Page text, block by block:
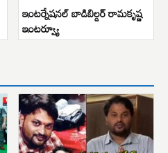
ఇంటర్నేషనల్ బాడిబిల్డర్ రామకృష్ణ
ఇంటర్వ్యూ